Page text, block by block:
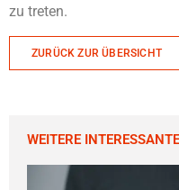
zu treten.
ZURÜCK ZUR ÜBERSICHT
WEITERE